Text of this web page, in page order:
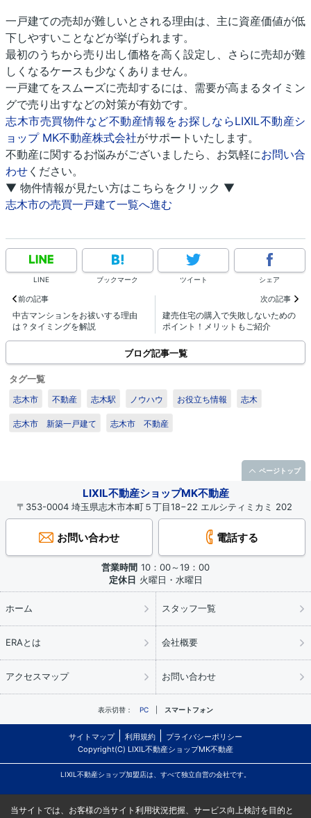
一戸建ての売却が難しいとされる理由は、主に資産価値が低
下しやすいことなどが挙げられます。
最初のうちから売り出し価格を高く設定し、さらに売却が難
しくなるケースも少なくありません。
一戸建てをスムーズに売却するには、需要が高まるタイミン
グで売り出すなどの対策が有効です。
志木市売買物件など不動産情報をお探しならLIXIL不動産シ
ョップ MK不動産株式会社がサポートいたします。
不動産に関するお悩みがございましたら、お気軽にお問い合
わせ ください。
▼ 物件情報が見たい方はこちらをクリック ▼
志木市の売買一戸建て一覧へ進む
LINE ブックマーク ツイート シェア
前の記事
中古マンションをお祓いする理由
は？タイミングを解説
次の記事
建売住宅の購入で失敗しないための
ポイント！メリットもご紹介
ブログ記事一覧
タグ一覧
志木市 不動産 志木駅 ノウハウ お役立ち情報 志木
志木市 新築一戸建て 志木市 不動産
LIXIL不動産ショップMK不動産
〒353-0004 埼玉県志木市本町５丁目18−22 エルシティミカミ 202
お問い合わせ 電話する
営業時間 10：00～19：00
定休日 火曜日・水曜日
ホーム スタッフ一覧
ERAとは 会社概要
アクセスマップ お問い合わせ
表示切替： PC スマートフォン
サイトマップ 利用規約
プライバシーポリシー
Copyright(C) LIXIL不動産ショップMK不動産
LIXIL不動産ショップ加盟店は、すべて独立自営の会社です。
ページトップ
当サイトでは、お客様の当サイト利用状況把握、サービス向上検討を目的と